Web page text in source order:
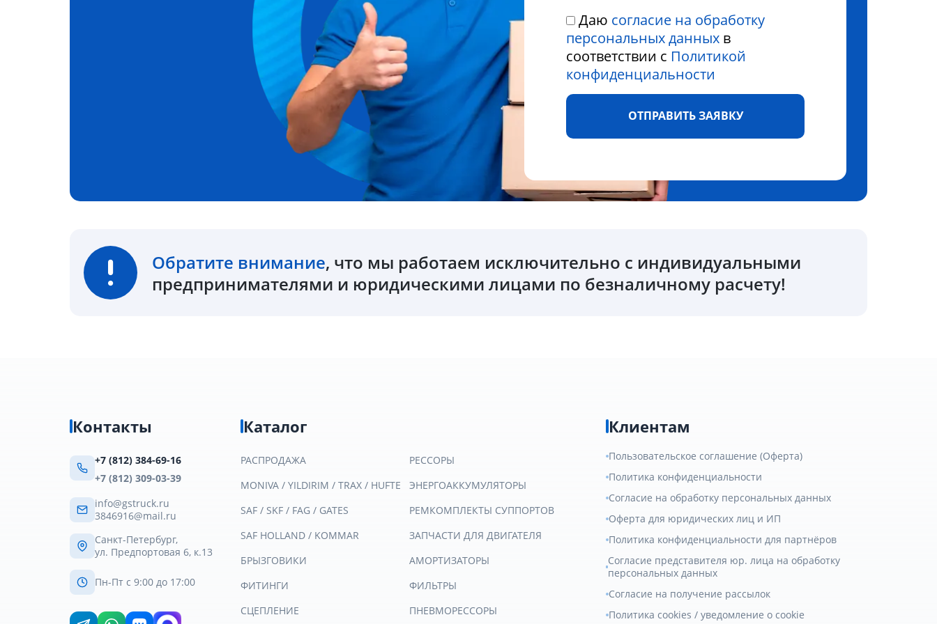
Даю согласие на обработку
персональных данных в
соответствии с Политикой
конфиденциальности
ОТПРАВИТЬ ЗАЯВКУ
Обратите внимание, что мы работаем исключительно с индивидуальными
предпринимателями и юридическими лицами по безналичному расчету!
Контакты
+7 (812) 384-69-16
+7 (812) 309-03-39
info@gstruck.ru
3846916@mail.ru
Санкт-Петербург,
ул. Предпортовая 6, к.13
Пн-Пт с 9:00 до 17:00
Каталог
РАСПРОДАЖА
MONIVA / YILDIRIM / TRAX / HUFTE
SAF / SKF / FAG / GATES
SAF HOLLAND / KOMMAR
БРЫЗГОВИКИ
ФИТИНГИ
СЦЕПЛЕНИЕ
РЕССОРЫ
ЭНЕРГОАККУМУЛЯТОРЫ
РЕМКОМПЛЕКТЫ СУППОРТОВ
ЗАПЧАСТИ ДЛЯ ДВИГАТЕЛЯ
АМОРТИЗАТОРЫ
ФИЛЬТРЫ
ПНЕВМОРЕССОРЫ
Клиентам
Пользовательское соглашение (Оферта)
Политика конфиденциальности
Согласие на обработку персональных данных
Оферта для юридических лиц и ИП
Политика конфиденциальности для партнёров
Согласие представителя юр. лица на обработку
персональных данных
Согласие на получение рассылок
Политика cookies / уведомление о cookie